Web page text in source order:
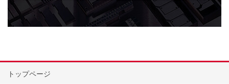
トップページ